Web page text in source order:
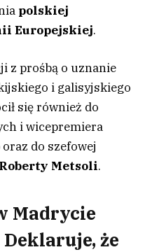
polskiej
Europejskiej.
z prośbą o uznanie
i galisyjskiego
się również do
i wicepremiera
oraz do szefowej
Roberty Metsoli.
Madrycie
że